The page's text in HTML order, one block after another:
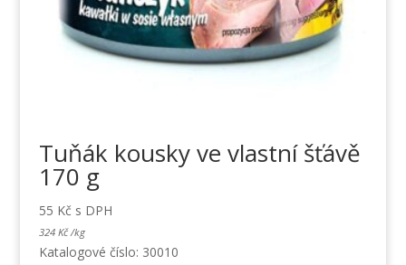
Tuňák kousky ve vlastní šťávě
170 g
55 Kč s DPH
324 Kč /kg
Katalogové číslo: 30010